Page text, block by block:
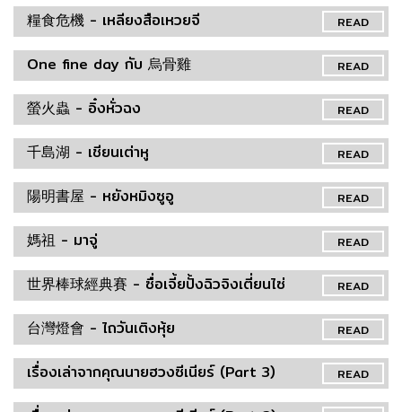
READ
糧食危機 - เหลียงสือเหวยจี
READ
One fine day กับ 烏骨雞
READ
螢火蟲 - อิ๋งหั่วฉง
READ
千島湖 - เชียนเต่าหู
READ
陽明書屋 - หยังหมิงซูอู
READ
媽祖 - มาจู่
READ
世界棒球經典賽 - ซื่อเจี้ยปั้งฉิวจิงเตี่ยนไซ่
READ
台灣燈會 - ไถวันเติงหุ้ย
READ
เรื่องเล่าจากคุณนายฮวงซีเนียร์ (Part 3)